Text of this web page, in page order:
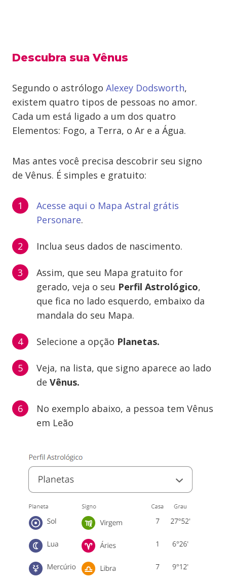
Descubra sua Vênus
Segundo o astrólogo Alexey Dodsworth,
existem quatro tipos de pessoas no amor.
Cada um está ligado a um dos quatro
Elementos: Fogo, a Terra, o Ar e a Água.
Mas antes você precisa descobrir seu signo
de Vênus. É simples e gratuito:
Acesse aqui o Mapa Astral grátis
Personare.
Inclua seus dados de nascimento.
Assim, que seu Mapa gratuito for
gerado, veja o seu Perfil Astrológico,
que fica no lado esquerdo, embaixo da
mandala do seu Mapa.
Selecione a opção Planetas.
Veja, na lista, que signo aparece ao lado
de Vênus.
No exemplo abaixo, a pessoa tem Vênus
em Leão